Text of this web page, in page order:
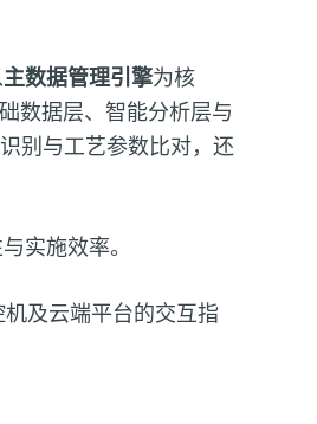
主数据管理引擎为核
据层、智能分析层与
别与工艺参数比对，还
实施效率。
及云端平台的交互指